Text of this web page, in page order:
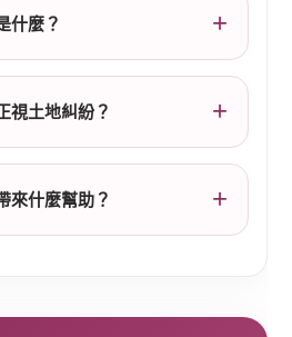
什麼？
視土地糾紛？
來什麼幫助？